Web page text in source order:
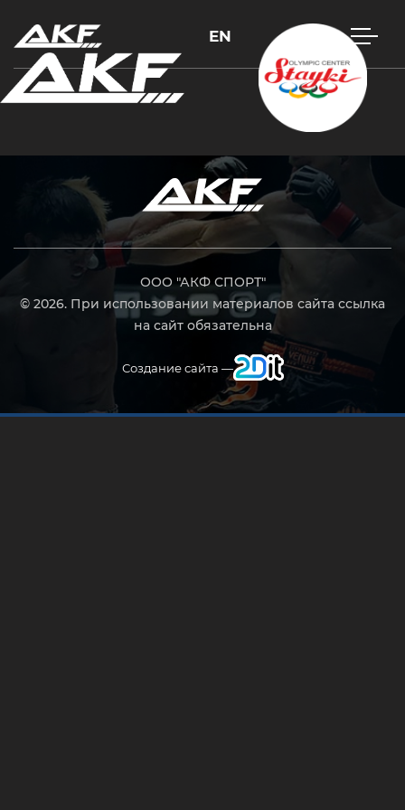
EN
ООО "АКФ СПОРТ"
© 2026. При использовании материалов сайта ссылка
на сайт обязательна
Создание сайта —
Нажмите Enter для поиска или Esc, чтобы закрыть